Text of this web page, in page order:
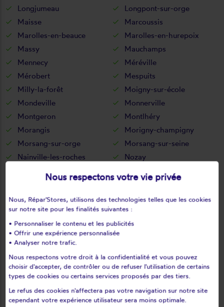
Longjumeau
Longpont-sur-orge
Maisse
Marcoussis
Marolles-en-beauce
Marolles-en-hurepoix
Massy
Mauchamps
Mennecy
Méréville
Mérobert
Mespuits
Milly-la-forêt
Moigny-sur-école
Mondeville
Monnerville
Montgeron
Montlhéry
Morangis
Morigny-champigny
Morsang-sur-orge
Morsang-sur-seine
Nainville-les-roches
Nozay
Ormoy-la-rivière
Orsay
Orveau
Palaiseau
Paray-vieille-poste
Pecqueuse
Plessis-saint-benoist
Prunay-sur-essonne
Richarville
Ris-orangis
Roinville
Roinville-sous-dourdan
Roinvilliers
Saclas
Nous respectons votre vie privée
Nous, Répar'Stores, utilisons des technologies telles que les cookies
sur notre site pour les finalités suivantes :
• Personnaliser le contenu et les publicités
• Offrir une expérience personnalisée
• Analyser notre trafic.
Nous respectons votre droit à la confidentialité et vous pouvez
choisir d'accepter, de contrôler ou de refuser l'utilisation de certains
types de cookies ou certains services proposés par des tiers.
Le refus des cookies n'affectera pas votre navigation sur notre site
cependant votre expérience utilisateur sera moins optimale.